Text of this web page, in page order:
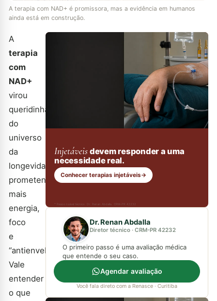
A terapia com NAD+ é promissora, mas a evidência em humanos
ainda está em construção.
A
terapia
com
NAD+
virou
queridinha
do
universo
da
longevidade,
prometendo
mais
energia,
foco
e
“antienvelhecimento”.
Vale
entender
o que
Injetáveis devem responder a uma
necessidade real.
Conhecer terapias injetáveis→
* Responsável técnico: Dr. Renan Abdalla, CRM-PR 42232
Dr. Renan Abdalla
Diretor técnico · CRM-PR 42232
O primeiro passo é uma avaliação médica
que entende o seu caso.
Agendar avaliação
Você fala direto com a Renasce · Curitiba